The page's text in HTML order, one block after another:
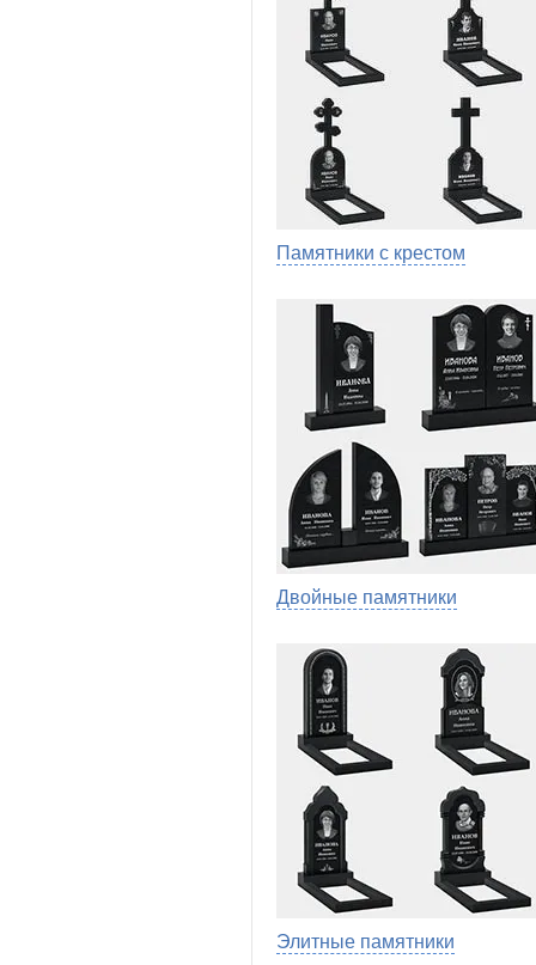
Памятники с крестом
Двойные памятники
Элитные памятники